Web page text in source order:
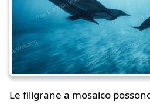
Le filigrane a mosaico